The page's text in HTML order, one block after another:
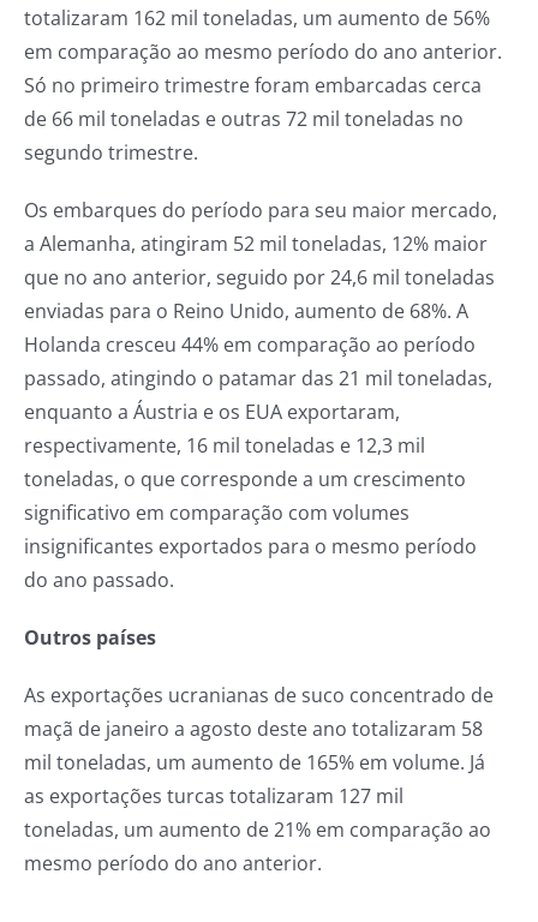
totalizaram 162 mil toneladas, um aumento de 56%
em comparação ao mesmo período do ano anterior.
Só no primeiro trimestre foram embarcadas cerca
de 66 mil toneladas e outras 72 mil toneladas no
segundo trimestre.
Os embarques do período para seu maior mercado,
a Alemanha, atingiram 52 mil toneladas, 12% maior
que no ano anterior, seguido por 24,6 mil toneladas
enviadas para o Reino Unido, aumento de 68%. A
Holanda cresceu 44% em comparação ao período
passado, atingindo o patamar das 21 mil toneladas,
enquanto a Áustria e os EUA exportaram,
respectivamente, 16 mil toneladas e 12,3 mil
toneladas, o que corresponde a um crescimento
significativo em comparação com volumes
insignificantes exportados para o mesmo período
do ano passado.
Outros países
As exportações ucranianas de suco concentrado de
maçã de janeiro a agosto deste ano totalizaram 58
mil toneladas, um aumento de 165% em volume. Já
as exportações turcas totalizaram 127 mil
toneladas, um aumento de 21% em comparação ao
mesmo período do ano anterior.